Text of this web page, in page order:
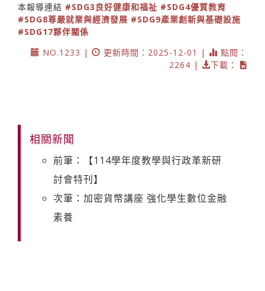
本報導連結 #SDG3良好健康和福祉 #SDG4優質教育
#SDG8尊嚴就業與經濟發展 #SDG9產業創新與基礎設施
#SDG17夥伴關係
NO.1233 |
更新時間：2025-12-01 |
點閱：
2264 |
下載：
相關新聞
前筆：【114學年度教學與行政革新研
討會特刊】
次筆：加密貨幣講座 強化學生數位金融
素養